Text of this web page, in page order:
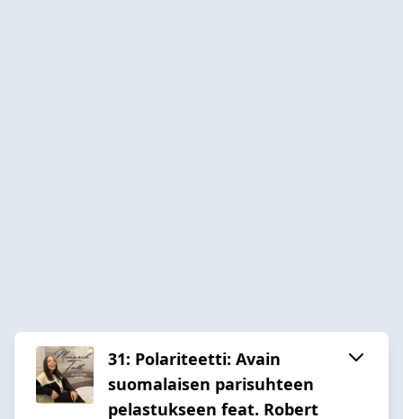
31: Polariteetti: Avain
suomalaisen parisuhteen
pelastukseen feat. Robert